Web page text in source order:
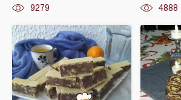
9279 4888